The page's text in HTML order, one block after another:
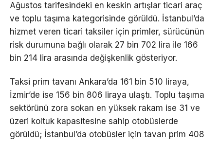
Ağustos tarifesindeki en keskin artışlar ticari araç
ve toplu taşıma kategorisinde görüldü. İstanbul’da
hizmet veren ticari taksiler için primler, sürücünün
risk durumuna bağlı olarak 27 bin 702 lira ile 166
bin 214 lira arasında değişkenlik gösteriyor.
Taksi prim tavanı Ankara’da 161 bin 510 liraya,
İzmir’de ise 156 bin 806 liraya ulaştı. Toplu taşıma
sektörünü zora sokan en yüksek rakam ise 31 ve
üzeri koltuk kapasitesine sahip otobüslerde
görüldü; İstanbul’da otobüsler için tavan prim 408